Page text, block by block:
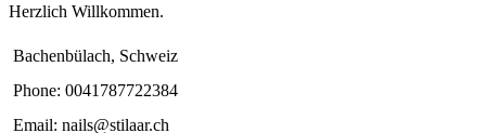
Herzlich Willkommen.
Bachenbülach, Schweiz
Phone: 0041787722384
Email: nails@stilaar.ch